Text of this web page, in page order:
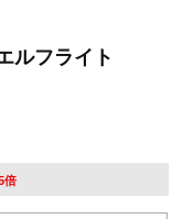
ルフライト
倍